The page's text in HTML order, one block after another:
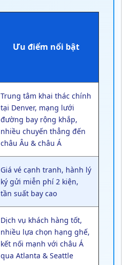
Ưu điểm nổi bật
Trung tâm khai thác chính
tại Denver, mạng lưới
đường bay rộng khắp,
nhiều chuyến thẳng đến
châu Âu & châu Á
Giá vé cạnh tranh, hành lý
ký gửi miễn phí 2 kiện,
tần suất bay cao
Dịch vụ khách hàng tốt,
nhiều lựa chọn hạng ghế,
kết nối mạnh với châu Á
qua Atlanta & Seattle